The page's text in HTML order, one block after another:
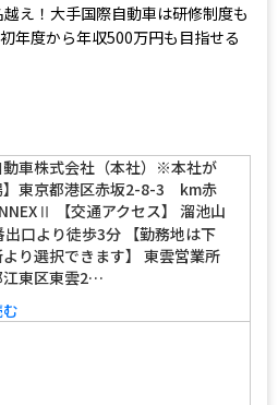
え！大手国際自動車は研修制度も
年度から年収500万円も目指せる
動車株式会社（本社）※本社が
】東京都港区赤坂2-8-3 km赤
【交通アクセス】 溜池山
出口より徒歩3分 【勤務地は下
り選択できます】 東雲営業所
江東区東雲2…